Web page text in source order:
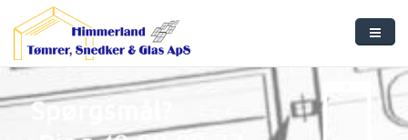
Gå til hovedindhold
Forside